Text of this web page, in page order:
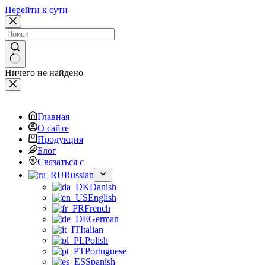
Перейти к сути
Ничего не найдено
Главная
О сайте
Продукция
Блог
Связаться с
Russian
Danish
English
French
German
Italian
Polish
Portuguese
Spanish